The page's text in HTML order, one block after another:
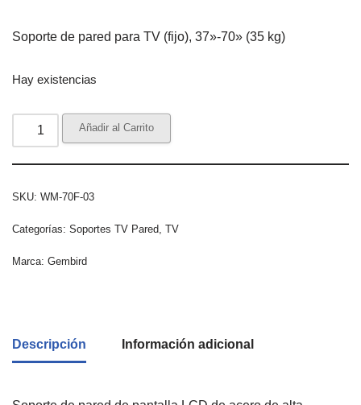
Soporte de pared para TV (fijo), 37»-70» (35 kg)
Hay existencias
Añadir al Carrito
SKU: WM-70F-03
Categorías: Soportes TV Pared TV
Marca: Gembird
Descripción Información adicional